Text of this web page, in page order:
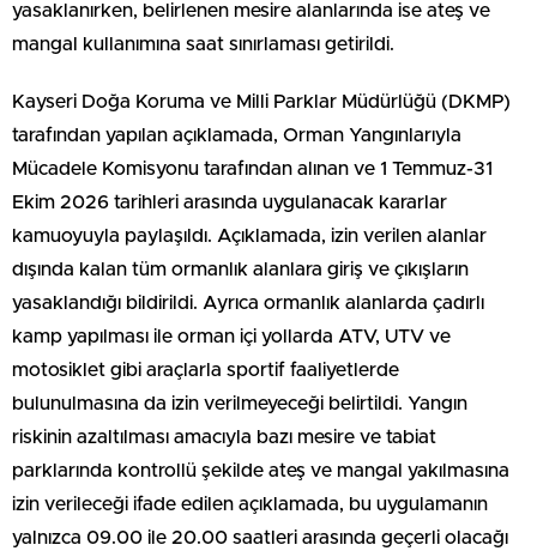
yasaklanırken, belirlenen mesire alanlarında ise ateş ve
mangal kullanımına saat sınırlaması getirildi.
Kayseri Doğa Koruma ve Milli Parklar Müdürlüğü (DKMP)
tarafından yapılan açıklamada, Orman Yangınlarıyla
Mücadele Komisyonu tarafından alınan ve 1 Temmuz-31
Ekim 2026 tarihleri arasında uygulanacak kararlar
kamuoyuyla paylaşıldı. Açıklamada, izin verilen alanlar
dışında kalan tüm ormanlık alanlara giriş ve çıkışların
yasaklandığı bildirildi. Ayrıca ormanlık alanlarda çadırlı
kamp yapılması ile orman içi yollarda ATV, UTV ve
motosiklet gibi araçlarla sportif faaliyetlerde
bulunulmasına da izin verilmeyeceği belirtildi. Yangın
riskinin azaltılması amacıyla bazı mesire ve tabiat
parklarında kontrollü şekilde ateş ve mangal yakılmasına
izin verileceği ifade edilen açıklamada, bu uygulamanın
yalnızca 09.00 ile 20.00 saatleri arasında geçerli olacağı